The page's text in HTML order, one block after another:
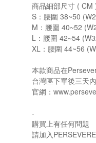
商品細部尺寸 ( CM
S：腰圍 38~50
M：腰圍 40~52
L：腰圍 42~54
XL：腰圍 44~56
本款商品在
台灣區下單後三天
官網：
-
購買上有任何問題
請加入